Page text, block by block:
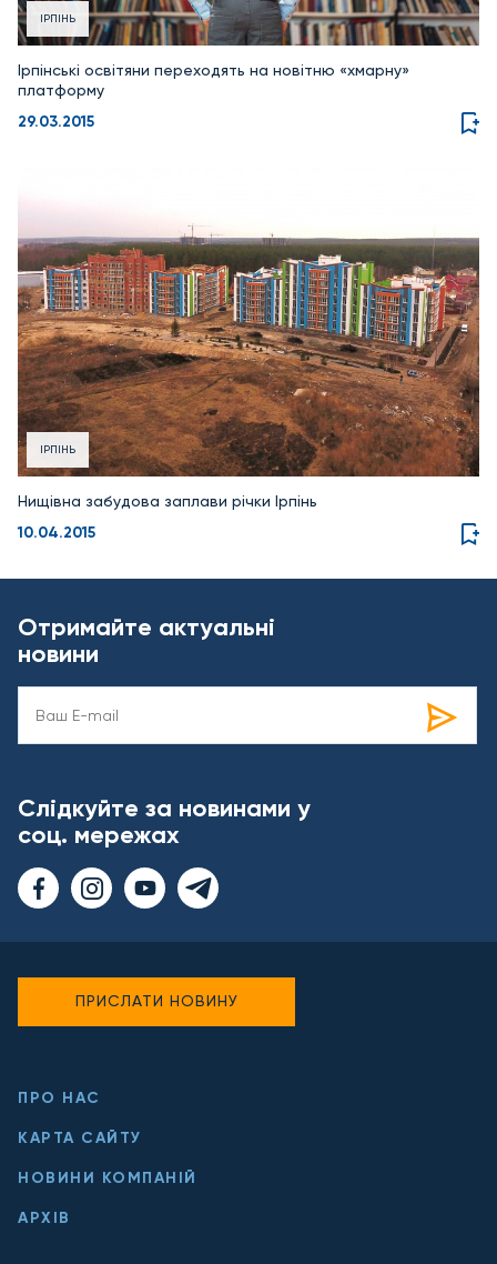
ІРПІНЬ
Ірпінські освітяни переходять на новітню «хмарну»
платформу
29.03.2015
ІРПІНЬ
Нищівна забудова заплави річки Ірпінь
10.04.2015
Отримайте актуальні
новини
Слідкуйте за новинами у
соц. мережах
ПРО НАС
КАРТА САЙТУ
НОВИНИ КОМПАНІЙ
АРХІВ
ПРИСЛАТИ НОВИНУ